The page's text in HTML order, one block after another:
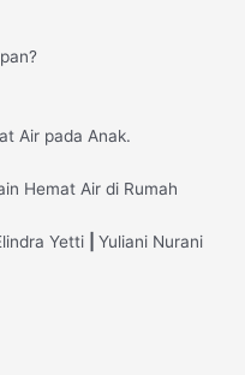
Air pada Anak.
Hemat Air di Rumah
Yetti Yuliani Nurani